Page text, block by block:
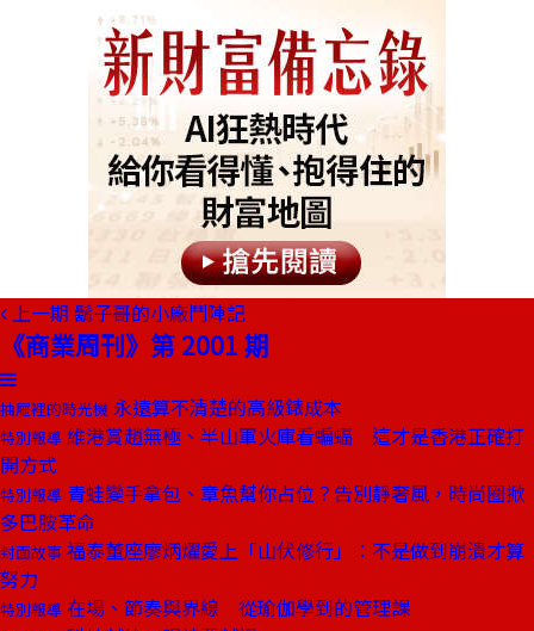
上一期 鬍子哥的小廠鬥陣記
《商業周刊》第 2001 期
抽屜裡的時光機 永遠算不清楚的高級錶成本
特別報導 維港賞趙無極、半山軍火庫看蝙蝠 這才是香港正確打
開方式
特別報導 青蛙變手拿包、章魚幫你占位？告別靜奢風，時尚圈掀
多巴胺革命
封面故事 福泰董座廖炳燿愛上「山伏修行」：不是做到崩潰才算
努力
特別報導 在場、節奏與界線 從瑜伽學到的管理課